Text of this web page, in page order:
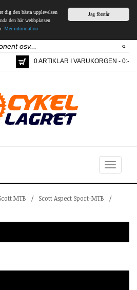
Jag förstår
dig den bästa upplevelsen
den här webbplatsen
Mer information
0 ARTIKLAR I VARUKORGEN - 0:-
Toggle
navigation
MTB / Scott Aspect Sport-MTB
/